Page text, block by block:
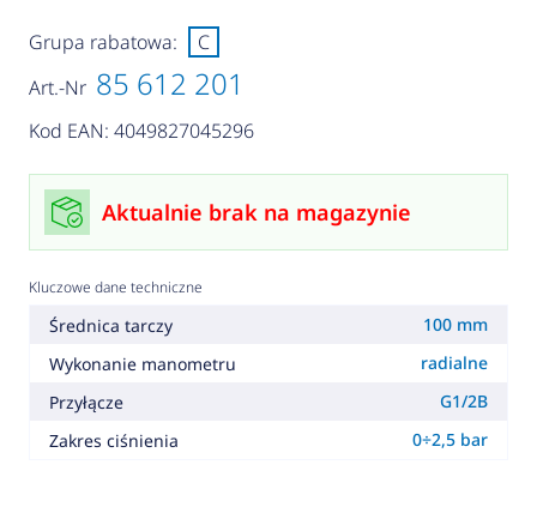
Art.-Nr 85 612 201
Kod EAN: 4049827045296
Grupa rabatowa: C
Aktualnie brak na magazynie
Kluczowe dane techniczne
Średnica tarczy
100 mm
Wykonanie manometru
radialne
Przyłącze
G1/2B
Zakres ciśnienia
0÷2,5 bar